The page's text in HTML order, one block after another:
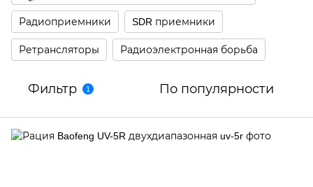
Радиоприемники SDR приемники
Ретрансляторы Радиоэлектронная борьба
Фильтр 1 По популярности